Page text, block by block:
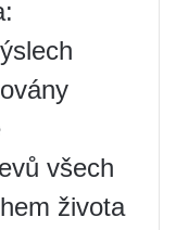
všech
života